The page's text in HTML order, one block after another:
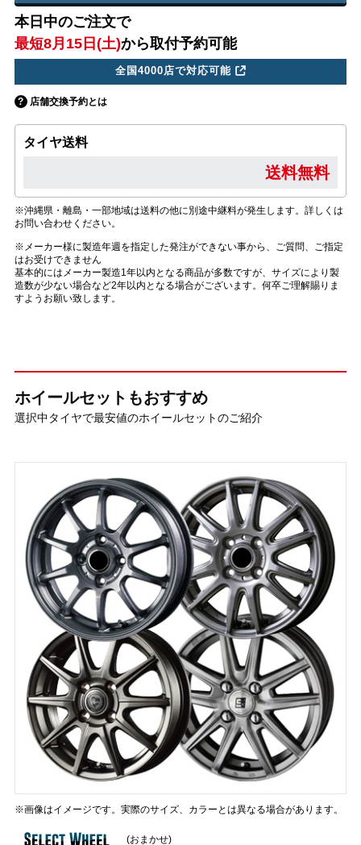
本日中のご注文で
最短8月15日(土)から取付予約可能
全国4000店で対応可能
店舗交換予約とは
タイヤ送料
送料無料
※沖縄県・離島・一部地域は送料の他に別途中継料が発生します。詳しくは
お問い合わせください。
※メーカー様に製造年週を指定した発注ができない事から、ご質問、ご指定
はお受けできません
基本的にはメーカー製造1年以内となる商品が多数ですが、サイズにより製
造数が少ない場合など2年以内となる場合がございます。何卒ご理解賜りま
すようお願い致します。
ホイールセットもおすすめ
選択中タイヤで最安値のホイールセットのご紹介
※画像はイメージです。実際のサイズ、カラーとは異なる場合があります。
(おまかせ)